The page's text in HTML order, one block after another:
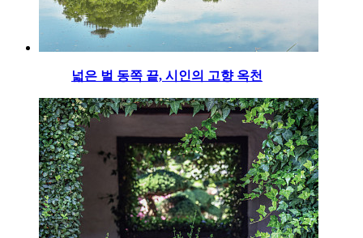
넓은 벌 동쪽 끝, 시인의 고향 옥천